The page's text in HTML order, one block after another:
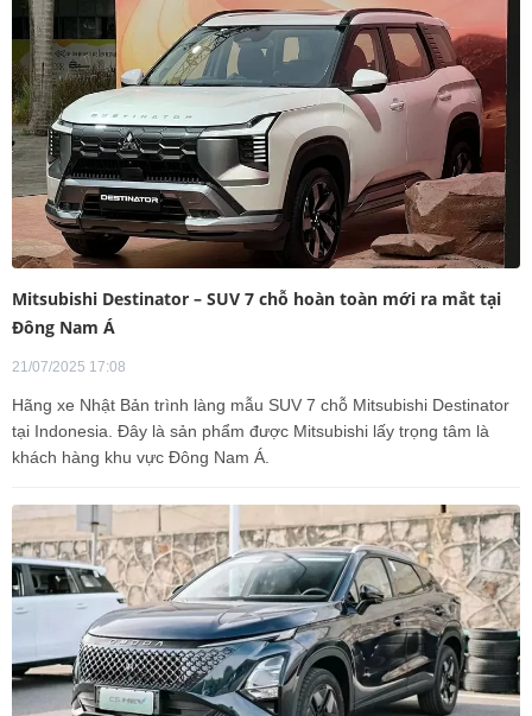
Mitsubishi Destinator – SUV 7 chỗ hoàn toàn mới ra mắt tại
Đông Nam Á
21/07/2025 17:08
Hãng xe Nhật Bản trình làng mẫu SUV 7 chỗ Mitsubishi Destinator
tại Indonesia. Đây là sản phẩm được Mitsubishi lấy trọng tâm là
khách hàng khu vực Đông Nam Á.